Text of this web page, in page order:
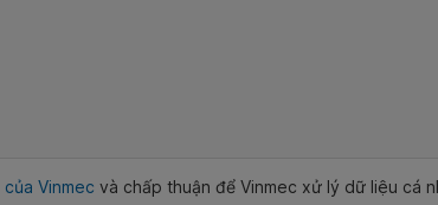
Vinmec và chấp thuận để Vinmec xử lý dữ liệu cá